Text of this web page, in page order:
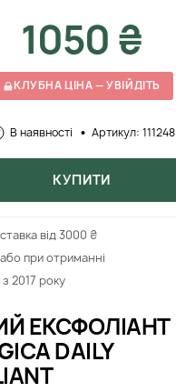
ЕКСФОЛІАНТ
DAILY
1050 ₴
КЛУБНА ЦІНА — УВІЙДІТЬ
В наявності Артикул: 111248
КУПИТИ
від 3000 ₴
при отриманні
2017 року